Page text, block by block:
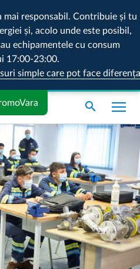
mai responsabil. Contribuie și tu
și, acolo unde este posibil,
echipamentele cu consum
17:00-23:00.
simple care pot face diferența
search